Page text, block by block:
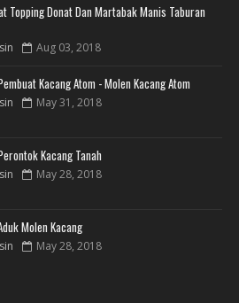
Topping Donat Dan Martabak Manis Taburan
Aug 03, 2018
Kacang Atom - Molen Kacang Atom
May 31, 2018
Kacang Tanah
May 28, 2018
Molen Kacang
May 28, 2018